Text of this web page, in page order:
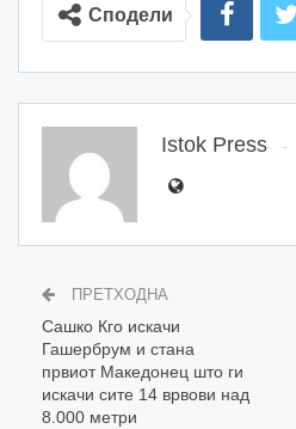
Сподели
Istok Press
ПРЕТХОДНА
Сашко Кго искачи
Гашербрум и стана
првиот Македонец што ги
искачи сите 14 врвови над
8.000 метри